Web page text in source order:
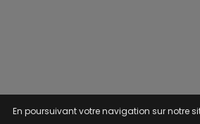
En poursuivant votre navigation sur notre